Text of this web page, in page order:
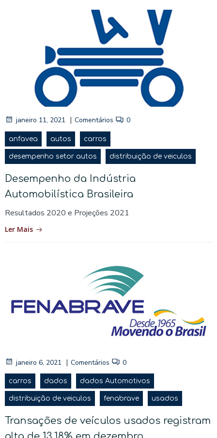
janeiro 11, 2021 | Comentários 0
anfavea autos carros
desempenho setor autos distribuição de veiculos
Desempenho da Indústria
Automobilística Brasileira
Resultados 2020 e Projeções 2021
Ler Mais
janeiro 6, 2021 | Comentários 0
carros dados dados Automotivos
distribuição de veiculos fenabrave usados
Transações de veículos usados registram